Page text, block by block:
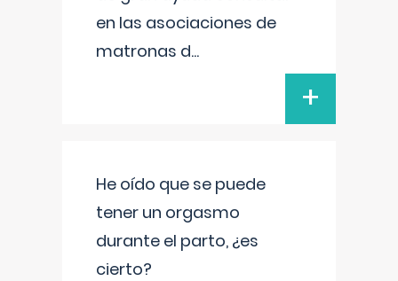
en las asociaciones de
matronas d...
+
He oído que se puede
tener un orgasmo
durante el parto, ¿es
cierto?